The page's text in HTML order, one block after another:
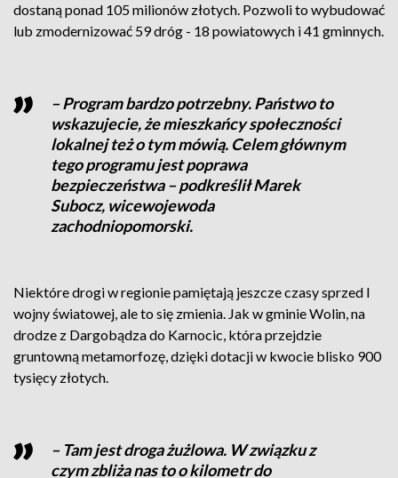
dostaną ponad 105 milionów złotych. Pozwoli to wybudować
lub zmodernizować 59 dróg - 18 powiatowych i 41 gminnych.
– Program bardzo potrzebny. Państwo to
wskazujecie, że mieszkańcy społeczności
lokalnej też o tym mówią. Celem głównym
tego programu jest poprawa
bezpieczeństwa – podkreślił Marek
Subocz, wicewojewoda
zachodniopomorski.
Niektóre drogi w regionie pamiętają jeszcze czasy sprzed I
wojny światowej, ale to się zmienia. Jak w gminie Wolin, na
drodze z Dargobądza do Karnocic, która przejdzie
gruntowną metamorfozę, dzięki dotacji w kwocie blisko 900
tysięcy złotych.
– Tam jest droga żużlowa. W związku z
czym zbliża nas to o kilometr do